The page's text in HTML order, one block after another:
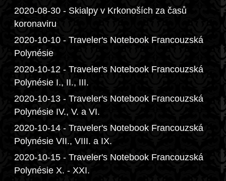
2020-08-30 - Skialpy v Krkonoších za časů
koronaviru
2020-10-10 - Traveler's Notebook Francouzská
Polynésie
2020-10-12 - Traveler's Notebook Francouzská
Polynésie I., II., III.
2020-10-13 - Traveler's Notebook Francouzská
Polynésie IV., V. a VI.
2020-10-14 - Traveler's Notebook Francouzská
Polynésie VII., VIII. a IX.
2020-10-15 - Traveler's Notebook Francouzská
Polynésie X. - XXI.